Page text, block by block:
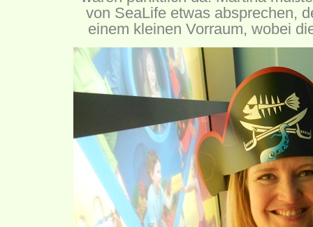
von SeaLife etwas absprechen,
einem kleinen Vorraum, wobei